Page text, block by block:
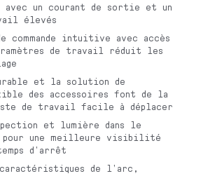
avec un courant de sortie et un
élevés
commande intuitive avec accès
de travail réduit les
et la solution de
des accessoires font de la
de travail facile à déplacer
et lumière dans le
pour une meilleure visibilité
d’arrêt
caractéristiques de l’arc,